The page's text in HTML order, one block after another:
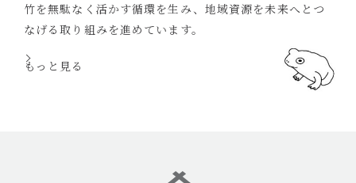
竹を無駄なく活かす循環を生み、地域資源を未来へとつ
なげる取り組みを進めています。
もっと見る